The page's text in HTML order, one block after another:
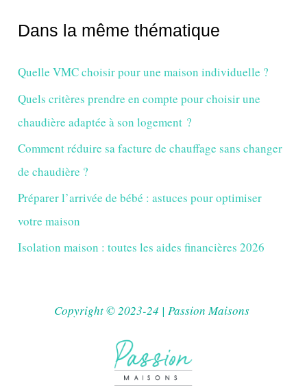
Dans la même thématique
Quelle VMC choisir pour une maison individuelle ?
Quels critères prendre en compte pour choisir une
chaudière adaptée à son logement ?
Comment réduire sa facture de chauffage sans changer
de chaudière ?
Préparer l’arrivée de bébé : astuces pour optimiser
votre maison
Isolation maison : toutes les aides financières 2026
Copyright © 2023-24 | Passion Maisons